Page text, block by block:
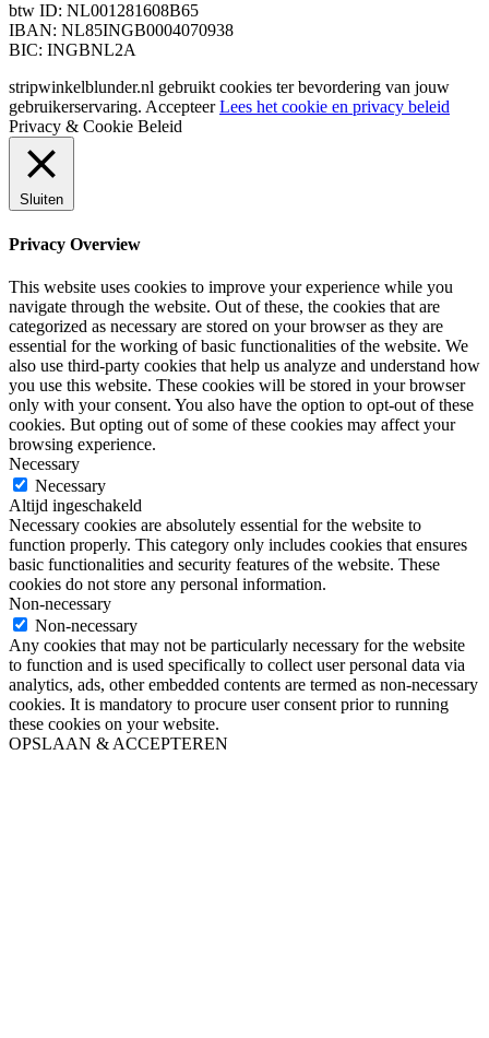
btw ID: NL001281608B65
IBAN: NL85INGB0004070938
BIC: INGBNL2A
stripwinkelblunder.nl gebruikt cookies ter bevordering van jouw
gebruikerservaring. Accepteer Lees het cookie en privacy beleid
Privacy & Cookie Beleid
Sluiten
Privacy Overview
This website uses cookies to improve your experience while you
navigate through the website. Out of these, the cookies that are
categorized as necessary are stored on your browser as they are
essential for the working of basic functionalities of the website. We
also use third-party cookies that help us analyze and understand how
you use this website. These cookies will be stored in your browser
only with your consent. You also have the option to opt-out of these
cookies. But opting out of some of these cookies may affect your
browsing experience.
Necessary
Necessary
Altijd ingeschakeld
Necessary cookies are absolutely essential for the website to
function properly. This category only includes cookies that ensures
basic functionalities and security features of the website. These
cookies do not store any personal information.
Non-necessary
Non-necessary
Any cookies that may not be particularly necessary for the website
to function and is used specifically to collect user personal data via
analytics, ads, other embedded contents are termed as non-necessary
cookies. It is mandatory to procure user consent prior to running
these cookies on your website.
OPSLAAN & ACCEPTEREN